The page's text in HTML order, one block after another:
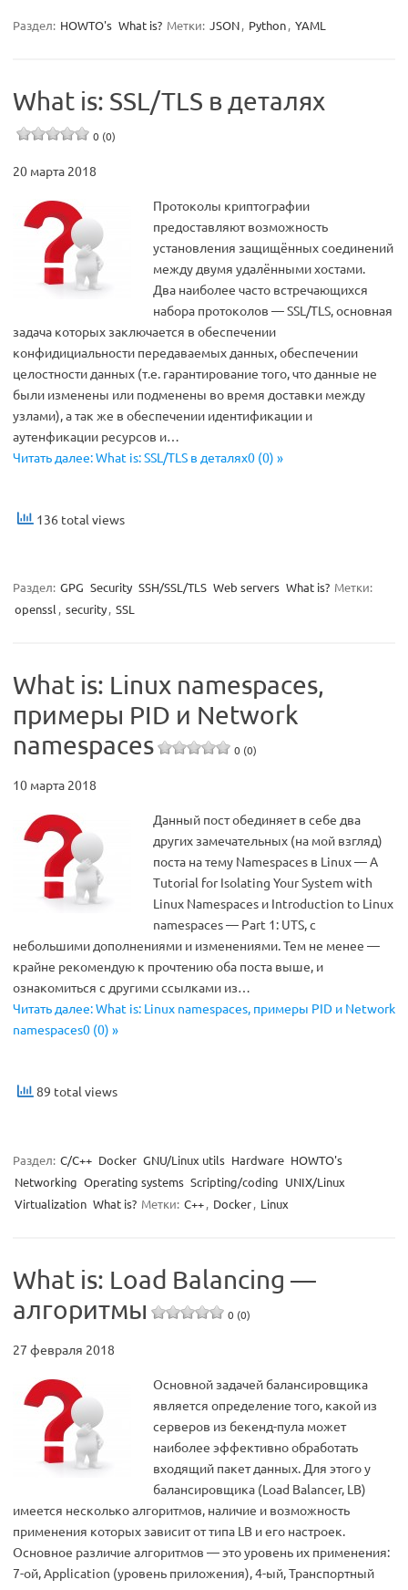
Раздел: HOWTO's What is? Метки: JSON, Python, YAML
What is: SSL/TLS в деталях
0 (0)
20 марта 2018
Протоколы криптографии
предоставляют возможность
установления защищённых соединений
между двумя удалёнными хостами.
Два наиболее часто встречающихся
набора протоколов — SSL/TLS, основная
задача которых заключается в обеспечении
конфидициальности передаваемых данных, обеспечении
целостности данных (т.е. гарантирование того, что данные не
были изменены или подменены во время доставки между
узлами), а так же в обеспечении идентификации и
аутенфикации ресурсов и…
Читать далее: What is: SSL/TLS в деталях0 (0) »
136 total views
Раздел: GPG Security SSH/SSL/TLS Web servers What is? Метки:
openssl , security, SSL
What is: Linux namespaces,
примеры PID и Network
namespaces
0 (0)
10 марта 2018
Данный пост обединяет в себе два
других замечательных (на мой взгляд)
поста на тему Namespaces в Linux — A
Tutorial for Isolating Your System with
Linux Namespaces и Introduction to Linux
namespaces — Part 1: UTS, с
небольшими дополнениями и изменениями. Тем не менее —
крайне рекомендую к прочтению оба поста выше, и
ознакомиться с другими ссылками из…
Читать далее: What is: Linux namespaces, примеры PID и Network
namespaces0 (0) »
89 total views
Раздел: C/C++ Docker GNU/Linux utils Hardware HOWTO's
Networking Operating systems Scripting/coding UNIX/Linux
Virtualization What is? Метки: C++, Docker, Linux
What is: Load Balancing —
алгоритмы
0 (0)
27 февраля 2018
Основной задачей балансировщика
является определение того, какой из
серверов из бекенд-пула может
наиболее эффективно обработать
входящий пакет данных. Для этого у
балансировщика (Load Balancer, LB)
имеется несколько алгоритмов, наличие и возможность
применения которых зависит от типа LB и его настроек.
Основное различие алгоритмов — это уровень их применения:
7-ой, Application (уровень приложения), 4-ый, Транспортный